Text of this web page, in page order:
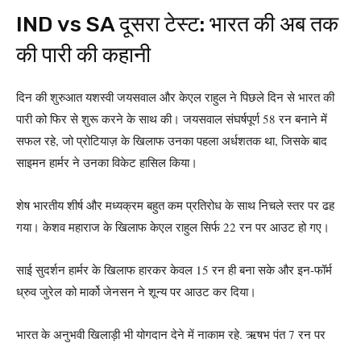
IND vs SA दूसरा टेस्ट: भारत की अब तक
की पारी की कहानी
दिन की शुरुआत यशस्वी जयसवाल और केएल राहुल ने पिछले दिन से भारत की
पारी को फिर से शुरू करने के साथ की। जयसवाल संघर्षपूर्ण 58 रन बनाने में
सफल रहे, जो प्रोटियाज़ के खिलाफ उनका पहला अर्धशतक था, जिसके बाद
साइमन हार्मर ने उनका विकेट हासिल किया।
शेष भारतीय शीर्ष और मध्यक्रम बहुत कम प्रतिरोध के साथ निचले स्तर पर ढह
गया। केशव महाराज के खिलाफ केएल राहुल सिर्फ 22 रन पर आउट हो गए।
साई सुदर्शन हार्मर के खिलाफ हारकर केवल 15 रन ही बना सके और इन-फॉर्म
ध्रुव जुरेल को मार्को जेनसन ने शून्य पर आउट कर दिया।
भारत के अनुभवी खिलाड़ी भी योगदान देने में नाकाम रहे. ऋषभ पंत 7 रन पर